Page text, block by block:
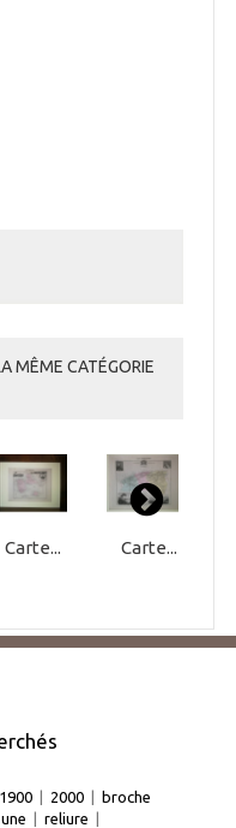
MÊME CATÉGORIE
Carte... Carte...
1900 | 2000 | broche
une | reliure |